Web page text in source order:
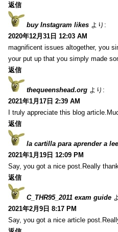
返信
buy Instagram likes より:
2020年12月31日 12:03 AM
magnificent issues altogether, you
your put up that you simply made
返信
thequeenshead.org より:
2021年1月17日 2:39 AM
I truly appreciate this blog
返信
la cartilla para aprender a
2021年1月19日 12:09 PM
Say, you got a nice post.Really
返信
C_THR95_2011 exam guide
2021年2月9日 8:17 PM
Say, you got a nice article